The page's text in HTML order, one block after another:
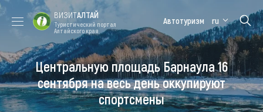
Форум VISIT
ALTAI
Цветение
маральника
Медицинский
форум
Алтайская
зимовка
Туры
ВИЗИТАЛТАЙ
Туристический портал
Алтайского края
Автотуризм ru
Центральную площадь Барнаула 16
сентября на весь день оккупируют
спортсмены